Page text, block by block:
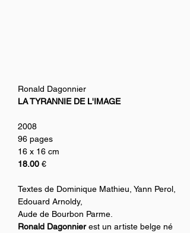
Ronald Dagonnier
LA TYRANNIE DE L'IMAGE
2008
96 pages
16 x 16 cm
18.00 €
Textes de Dominique Mathieu, Yann Perol,
Edouard Arnoldy,
Aude de Bourbon Parme.
Ronald Dagonnier est un artiste belge né